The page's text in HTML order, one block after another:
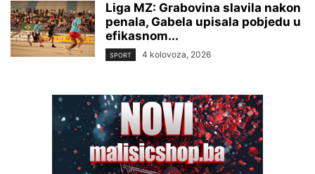
Liga MZ: Grabovina slavila nakon
penala, Gabela upisala pobjedu u
efikasnom...
SPORT 4 kolovoza, 2026